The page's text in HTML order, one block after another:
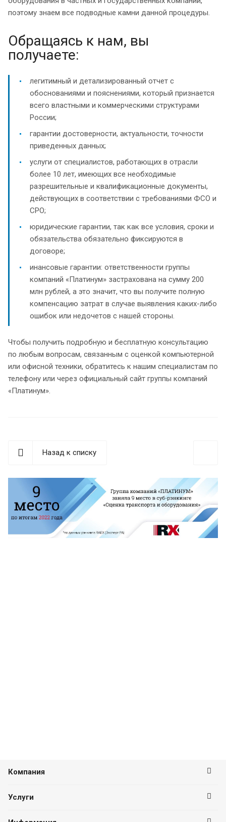
поэтому знаем все подводные камни данной процедуры.
Обращаясь к нам, вы
получаете:
легитимный и детализированный отчет с
обоснованиями и пояснениями, который признается
всего властными и коммерческими структурами
России;
гарантии достоверности, актуальности, точности
приведенных данных;
услуги от специалистов, работающих в отрасли
более 10 лет, имеющих все необходимые
разрешительные и квалификационные документы,
действующих в соответствии с требованиями ФСО и
СРО;
юридические гарантии, так как все условия, сроки и
обязательства обязательно фиксируются в
договоре;
инансовые гарантии: ответственности группы
компаний «Платинум» застрахована на сумму 200
млн рублей, а это значит, что вы получите полную
компенсацию затрат в случае выявления каких-либо
ошибок или недочетов с нашей стороны.
Чтобы получить подробную и бесплатную консультацию
по любым вопросам, связанным с оценкой компьютерной
или офисной техники, обратитесь к нашим специалистам по
телефону или через официальный сайт группы компаний
«Платинум».
Назад к списку
Компания
Услуги